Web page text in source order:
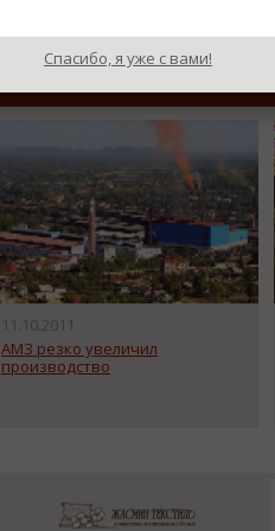
11.10.2011
АМЗ резко увеличил
производство
Спасибо, я уже с вами!